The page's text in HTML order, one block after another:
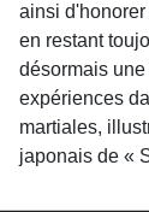
ainsi d'honorer
en restant
désormais
expériences
martiales,
japonais de «